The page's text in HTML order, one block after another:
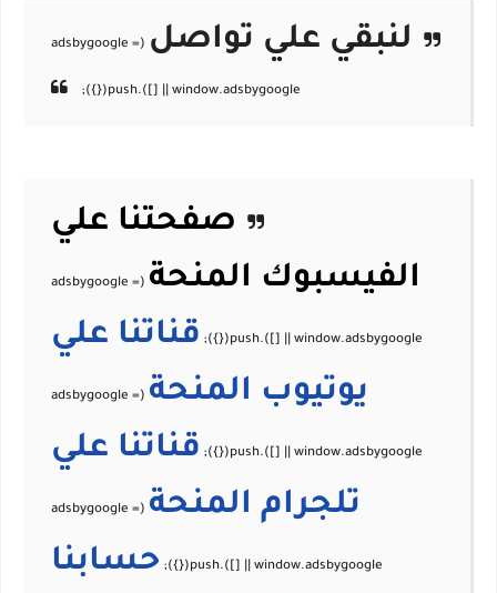
لنبقي علي تواصل
صفحتنا علي
الفيسبوك المنحة
قناتنا علي
يوتيوب المنحة
قناتنا علي
تلجرام المنحة
حسابنا